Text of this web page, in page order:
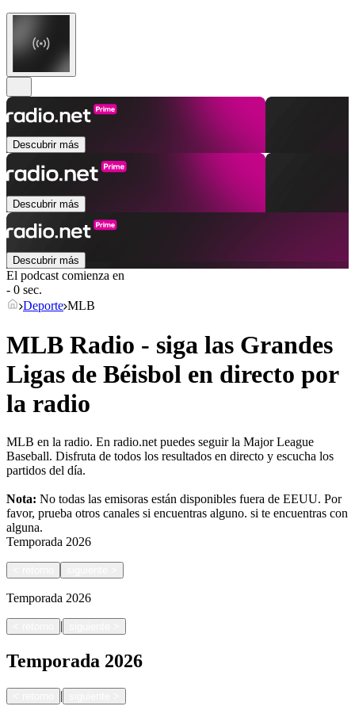
Descubrir más
Descubrir más
Descubrir más
El podcast comienza en
- 0 sec.
Deporte MLB
MLB Radio - siga las Grandes
Ligas de Béisbol en directo por
la radio
MLB en la radio. En radio.net puedes seguir la Major League
Baseball. Disfruta de todos los resultados en directo y escucha los
partidos del día.
Nota: No todas las emisoras están disponibles fuera de EEUU. Por
favor, prueba otros canales si encuentras alguno. si te encuentras con
alguna.
Temporada 2026
Temporada 2026
|
Temporada 2026
|